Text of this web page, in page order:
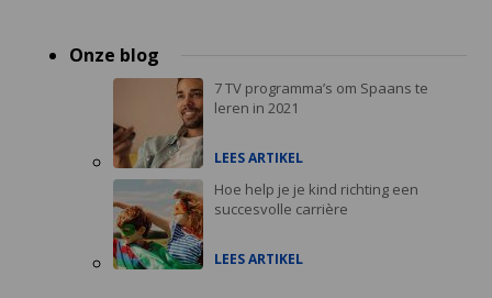
Onze blog
7 TV programma’s om Spaans te
leren in 2021
LEES ARTIKEL
Hoe help je je kind richting een
succesvolle carrière
LEES ARTIKEL